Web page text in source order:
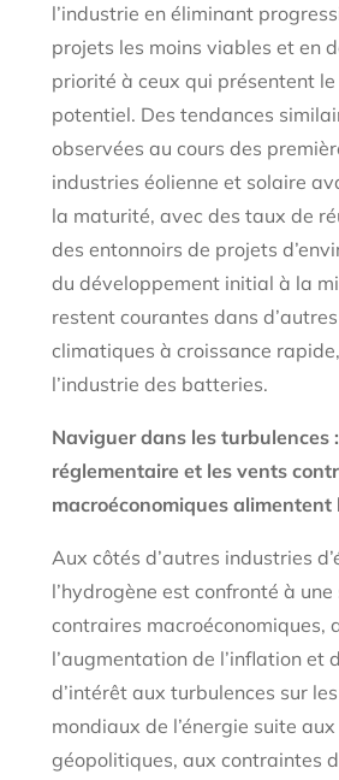
l’industrie en éliminant
projets les moins viables et en
priorité à ceux qui présentent
potentiel. Des tendances
observées au cours des
industries éolienne et solaire
la maturité, avec des taux de
des entonnoirs de projets
du développement initial à la
restent courantes dans
climatiques à croissance
l’industrie des batteries.
Naviguer dans les turbulences
réglementaire et les vents
macroéconomiques alimentent
Aux côtés d’autres industries
l’hydrogène est confronté à
contraires macroéconomiques,
l’augmentation de l’inflation et
d’intérêt aux turbulences sur
mondiaux de l’énergie suite
géopolitiques, aux contraintes